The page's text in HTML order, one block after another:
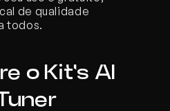
de qualidade
todos.
o Kit's AI